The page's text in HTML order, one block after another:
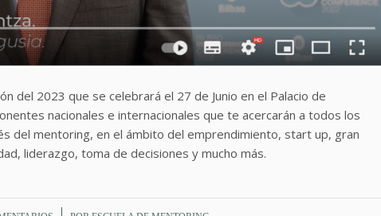
del 2023 que se celebrará el 27 de Junio en el Palacio de
nacionales e internacionales que te acercarán a todos los
del mentoring, en el ámbito del emprendimiento, start up, gran
liderazgo, toma de decisiones y mucho más.